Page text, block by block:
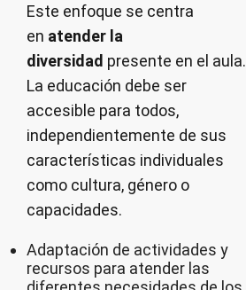
Este enfoque se centra
en atender la
diversidad presente en el aula.
La educación debe ser
accesible para todos,
independientemente de sus
características individuales
como cultura, género o
capacidades.
Adaptación de actividades y
recursos para atender las